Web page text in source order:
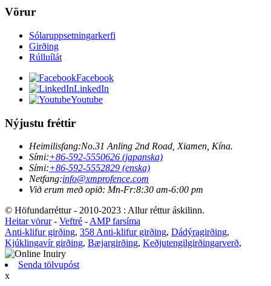
Vörur
Sólaruppsetningarkerfi
Girðing
Rúlluílát
Facebook
LinkedIn
Youtube
Nýjustu fréttir
Heimilisfang:No.31 Anling 2nd Road, Xiamen, Kína.
Sími:+86-592-5550626 (japanska)
Sími:+86-592-5552829 (enska)
Netfang:info@xmprofence.com
Við erum með opið: Mn-Fr:8:30 am-6:00 pm
© Höfundarréttur - 2010-2023 : Allur réttur áskilinn.
Heitar vörur- Veftré -AMP farsíma
Anti-klifur girðing, 358 Anti-klifur girðing, Dádýragirðing,
Kjúklingavír girðing, Bæjargirðing, Keðjutengilgirðingarverð,
Senda tölvupóst
x